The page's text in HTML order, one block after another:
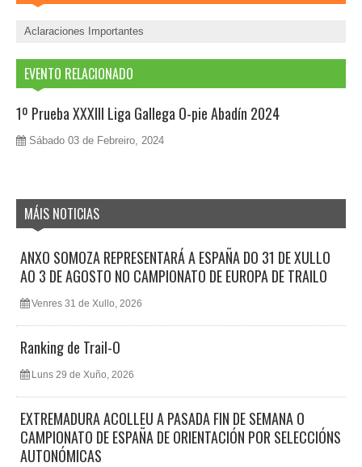
Aclaraciones Importantes
EVENTO RELACIONADO
1º Prueba XXXIII Liga Gallega O-pie Abadín 2024
Sábado 03 de Febreiro, 2024
MÁIS NOTICIAS
ANXO SOMOZA REPRESENTARÁ A ESPAÑA DO 31 DE XULLO
AO 3 DE AGOSTO NO CAMPIONATO DE EUROPA DE TRAILO
Venres 31 de Xullo, 2026
Ranking de Trail-O
Luns 29 de Xuño, 2026
EXTREMADURA ACOLLEU A PASADA FIN DE SEMANA O
CAMPIONATO DE ESPAÑA DE ORIENTACIÓN POR SELECCIÓNS
AUTONÓMICAS